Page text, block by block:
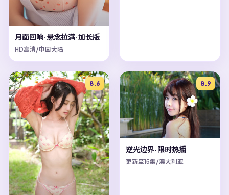
月面回响·悬念拉满·加长版
HD高清/中国大陆
8.6 8.9
逆光边界·限时热播
更新至15集/澳大利亚